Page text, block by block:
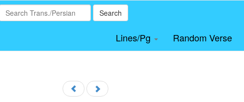
Search
Lines/Pg Random Verse